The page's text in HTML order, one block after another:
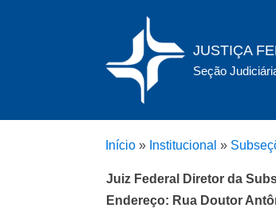
JUSTIÇA
Seção
Início » Institucional »
Juiz Federal Diretor da
Endereço: Rua Doutor